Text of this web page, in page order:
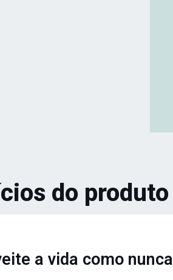
do produto
a vida como nunca